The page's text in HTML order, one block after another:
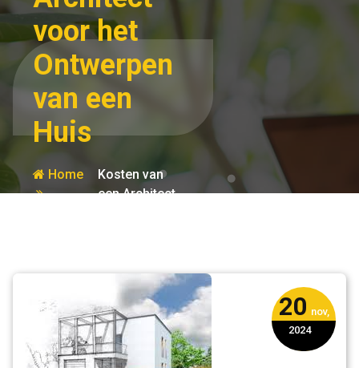
voor het
Ontwerpen
van een
Huis
Home
Kosten van
een Architect
20 nov,
2024